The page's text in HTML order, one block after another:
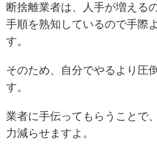
断捨離業者は、人手が増える
手順を熟知しているので手際
す。
そのため、自分でやるより圧
す。
業者に手伝ってもらうことで
力減らせますよ。